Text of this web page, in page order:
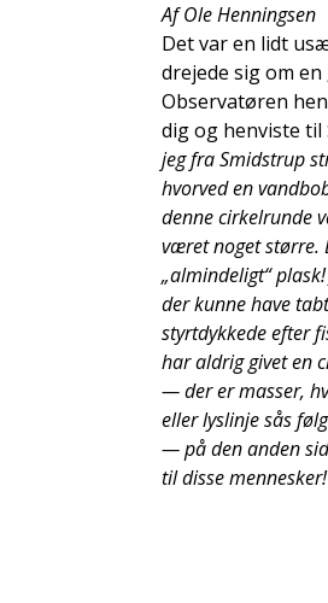
Af Ole Hen­nings­en
Det var en lidt
dre­je­de sig om
Obser­va­tø­ren
dig og hen­vi­ste til
jeg fra Smid­strup
hvor­ved en
den­ne cir­kel­run­de
været noget stør­re.
„almin­de­ligt“
der kun­ne have
styrt­dyk­ke­de efter
har aldrig givet en
— der er mas­ser,
eller lys­linje sås
— på den anden
til dis­se men­ne­sker!